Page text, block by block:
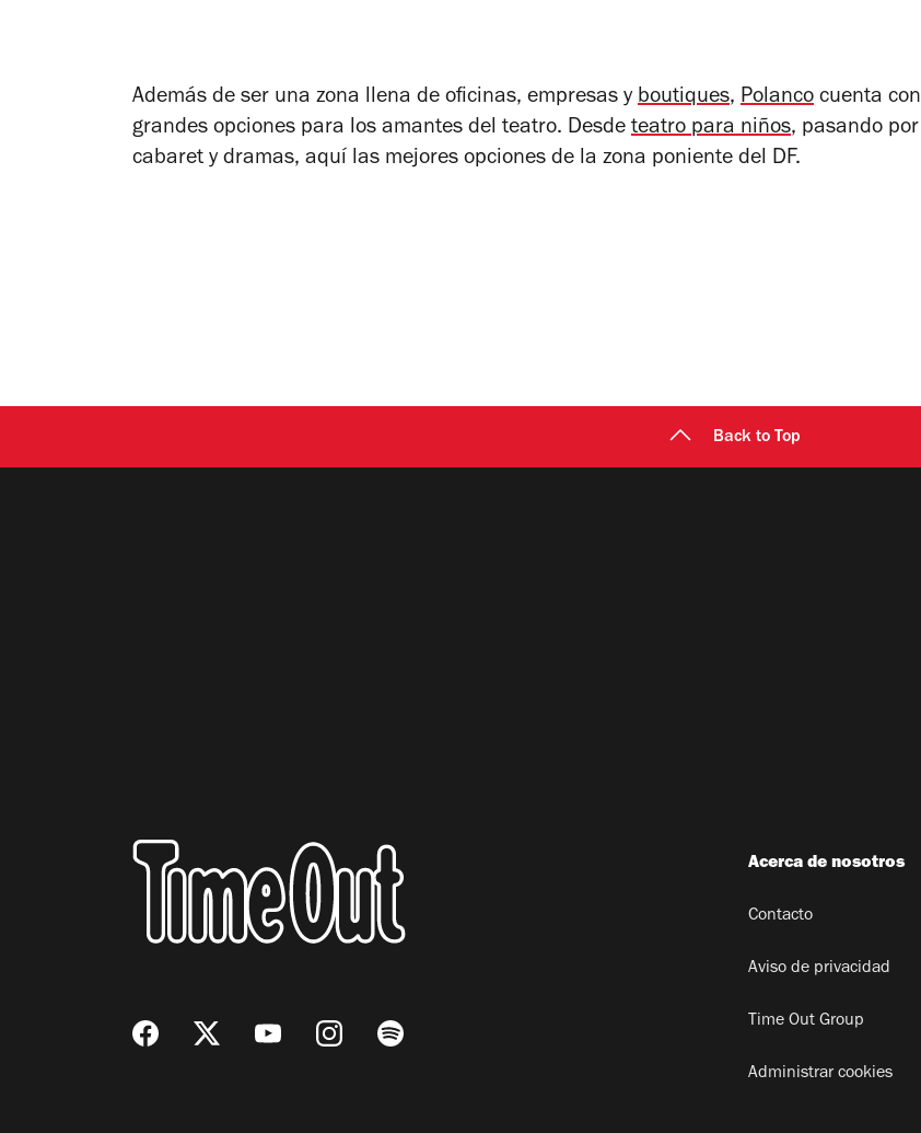
Además de ser una zona llena de oficinas, empresas y boutiques, Polanco cuenta con
grandes opciones para los amantes del teatro. Desde teatro para niños, pasando por
cabaret y dramas, aquí las mejores opciones de la zona poniente del DF.
Back to Top
Acerca de nosotros
Contacto
Aviso de privacidad
Time Out Group
Administrar cookies